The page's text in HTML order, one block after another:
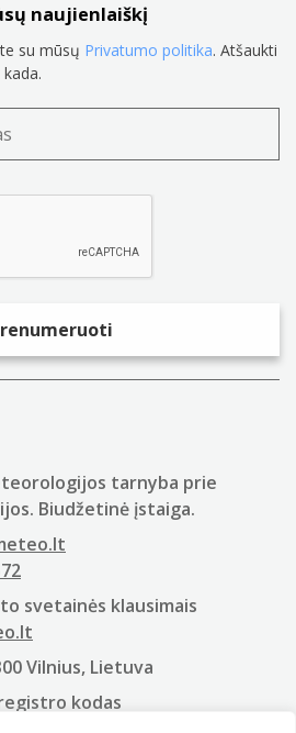
naujienlaiškį
su mūsų Privatumo politika. Atšaukti
tarnyba prie
Biudžetinė įstaiga.
svetainės klausimais
Vilnius, Lietuva
kodas